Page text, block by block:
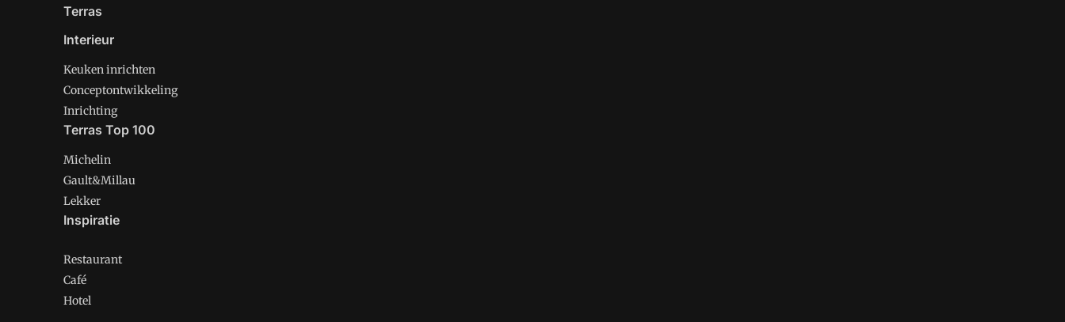
Terras
Interieur
Keuken inrichten
Conceptontwikkeling
Inrichting
Terras Top 100
Michelin
Gault&Millau
Lekker
Inspiratie
Restaurant
Café
Hotel